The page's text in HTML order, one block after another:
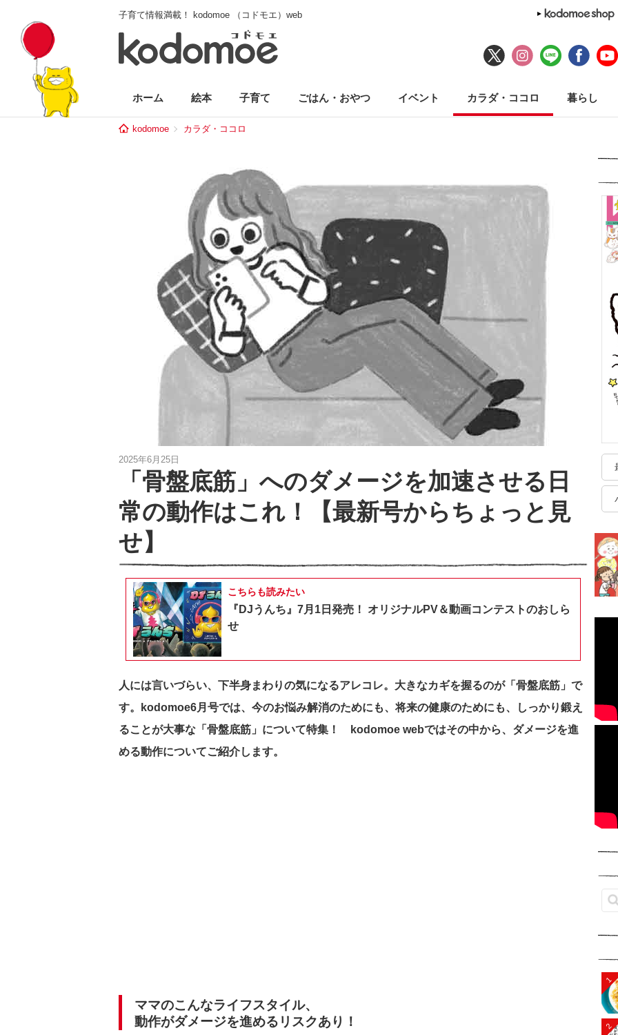
子育て情報満載！ kodomoe （コドモエ）web
ホーム 絵本 子育て ごはん・おやつ イベント カラダ・ココロ 暮らし
kodomoe カラダ・ココロ
2025年6月25日
「骨盤底筋」へのダメージを加速させる日
常の動作はこれ！【最新号からちょっと見
せ】
こちらも読みたい
『DJうんち』7月1日発売！ オリジナルPV＆動画コンテストのおしら
せ
人には言いづらい、下半身まわりの気になるアレコレ。大きなカギを握るのが「骨盤底筋」で
す。kodomoe6月号では、 今のお悩み解消のためにも、将来の健康のためにも、しっかり鍛え
ることが大事な「骨盤底筋」について特集！ kodomoe webではその中から、ダメージを進
める動作についてご紹介します。
ママのこんなライフスタイル、
動作がダメージを進めるリスクあり！
1
2